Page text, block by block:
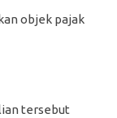
objek pajak
tersebut